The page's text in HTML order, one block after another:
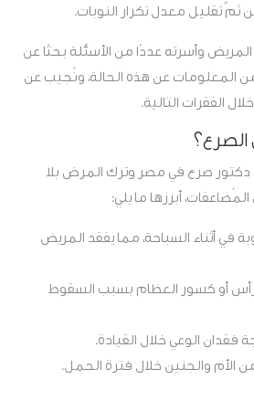
ثمّ تقليل معدل تكرار النوبات.
المريض وأسرته عددًا من الأسئلة بحثًا عن
المعلومات عن هذه الحالة، ونُجيب عن
الفقرات التالية.
دكتور صرع في مصر وترك المرض بلا
أبرزها ما يلي:
في أثناء السباحة، مما يفقد المريض
أو كسور العظام بسبب السقوط
فقدان الوعي خلال القيادة.
الأم والجنين خلال فترة الحمل.